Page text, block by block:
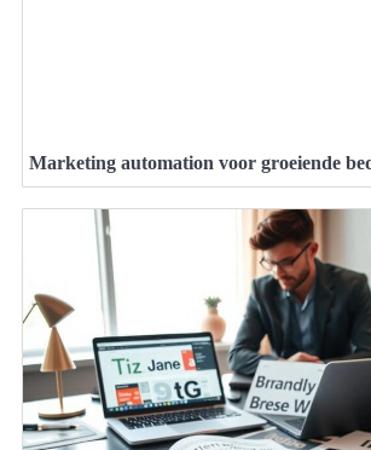
Marketing automation voor groeiende